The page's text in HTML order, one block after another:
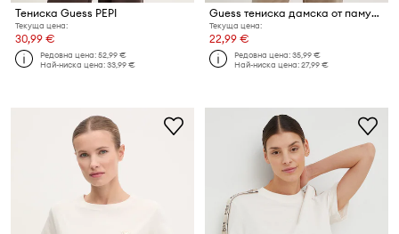
Тениска Guess PEPI
Текуща цена:
30,99 €
Редовна цена:52,99 €
Най-ниска цена:33,99 €
Guess тениска дамска от памук с еластан COLETTE
Текуща цена:
22,99 €
Редовна цена:35,99 €
Най-ниска цена:27,99 €